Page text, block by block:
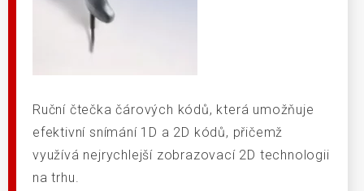
Ruční čtečka čárových kódů, která umožňuje
efektivní snímání 1D a 2D kódů, přičemž
využívá nejrychlejší zobrazovací 2D technologii
na trhu.